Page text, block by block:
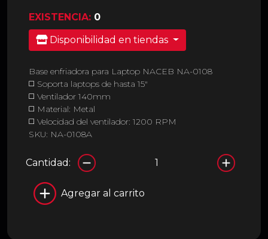
EXISTENCIA: 0
Disponibilidad en tiendas
Base enfriadora para Laptop NACEB NA-0108
◻️ Soporta laptops de hasta 15″
◻️ Ventilador 140mm
◻️ Material: Metal
◻️ Velocidad del ventilador: 1200 RPM
SKU: NA-0108A
Cantidad:
Agregar al carrito